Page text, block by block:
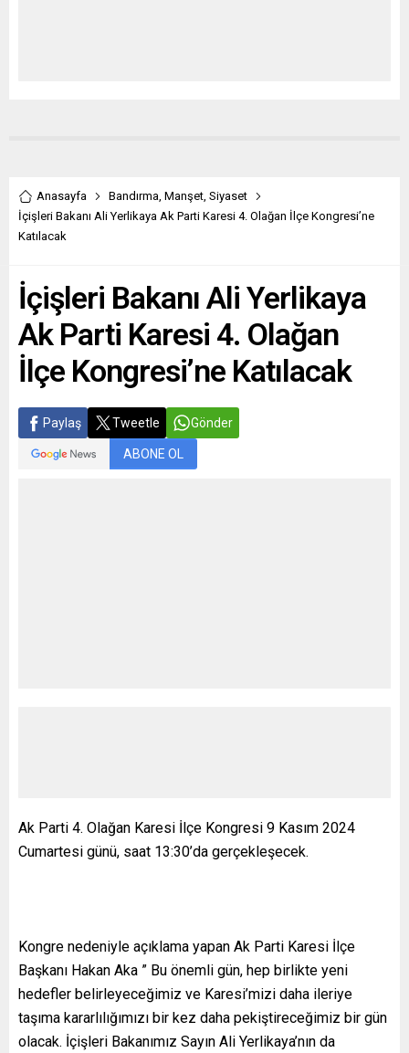
Anasayfa Bandırma, Manşet, Siyaset
İçişleri Bakanı Ali Yerlikaya Ak Parti Karesi 4. Olağan İlçe Kongresi’ne
Katılacak
İçişleri Bakanı Ali Yerlikaya
Ak Parti Karesi 4. Olağan
İlçe Kongresi’ne Katılacak
Paylaş Tweetle Gönder
ABONE OL
Ak Parti 4. Olağan Karesi İlçe Kongresi 9 Kasım 2024
Cumartesi günü, saat 13:30’da gerçekleşecek.
Kongre nedeniyle açıklama yapan Ak Parti Karesi İlçe
Başkanı Hakan Aka ” Bu önemli gün, hep birlikte yeni
hedefler belirleyeceğimiz ve Karesi’mizi daha ileriye
taşıma kararlılığımızı bir kez daha pekiştireceğimiz bir gün
olacak. İçişleri Bakanımız Sayın Ali Yerlikaya’nın da